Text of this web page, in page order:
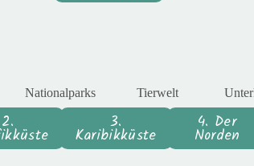
Nationalparks Tierwelt
2. 3.
Karibikküste
4. Der
Norden